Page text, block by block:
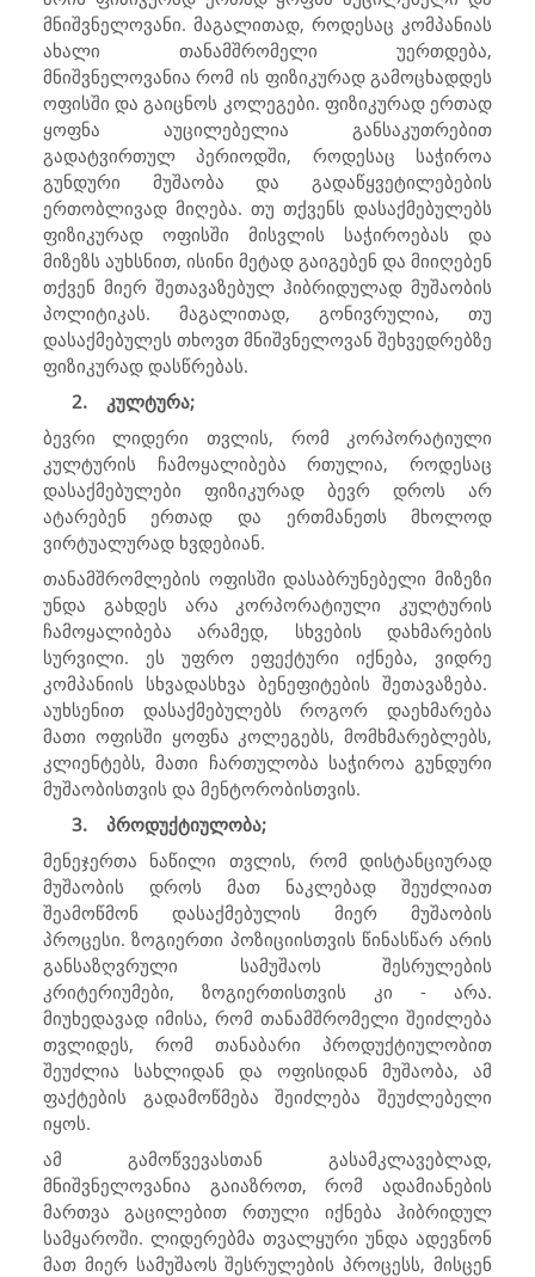
მნიშვნელოვანი. მაგალითად, როდესაც კომპანიას
ახალი თანამშრომელი უერთდება,
მნიშვნელოვანია რომ ის ფიზიკურად გამოცხადდეს
ოფისში და გაიცნოს კოლეგები. ფიზიკურად ერთად
ყოფნა აუცილებელია განსაკუთრებით
გადატვირთულ პერიოდში, როდესაც საჭიროა
გუნდური მუშაობა და გადაწყვეტილებების
ერთობლივად მიღება. თუ თქვენს დასაქმებულებს
ფიზიკურად ოფისში მისვლის საჭიროებას და
მიზეზს აუხსნით, ისინი მეტად გაიგებენ და მიიღებენ
თქვენ მიერ შეთავაზებულ ჰიბრიდულად მუშაობის
პოლიტიკას. მაგალითად, გონივრულია, თუ
დასაქმებულეს თხოვთ მნიშვნელოვან შეხვედრებზე
ფიზიკურად დასწრებას.
2.
კულტურა;
ბევრი ლიდერი თვლის, რომ კორპორატიული
კულტურის ჩამოყალიბება რთულია, როდესაც
დასაქმებულები ფიზიკურად ბევრ დროს არ
ატარებენ ერთად და ერთმანეთს მხოლოდ
ვირტუალურად ხვდებიან.
თანამშრომლების ოფისში დასაბრუნებელი მიზეზი
უნდა გახდეს არა კორპორატიული კულტურის
ჩამოყალიბება არამედ, სხვების დახმარების
სურვილი. ეს უფრო ეფექტური იქნება, ვიდრე
კომპანიის სხვადასხვა ბენეფიტების შეთავაზება.
აუხსენით დასაქმებულებს როგორ დაეხმარება
მათი ოფისში ყოფნა კოლეგებს, მომხმარებლებს,
კლიენტებს, მათი ჩართულობა საჭიროა გუნდური
მუშაობისთვის და მენტორობისთვის.
3.
პროდუქტიულობა;
მენეჯერთა ნაწილი თვლის, რომ დისტანციურად
მუშაობის დროს მათ ნაკლებად შეუძლიათ
შეამოწმონ დასაქმებულის მიერ მუშაობის
პროცესი. ზოგიერთი პოზიციისთვის წინასწარ არის
განსაზღვრული სამუშაოს შესრულების
კრიტერიუმები, ზოგიერთისთვის კი - არა.
მიუხედავად იმისა, რომ თანამშრომელი შეიძლება
თვლიდეს, რომ თანაბარი პროდუქტიულობით
შეუძლია სახლიდან და ოფისიდან მუშაობა, ამ
ფაქტების გადამოწმება შეიძლება შეუძლებელი
იყოს.
ამ გამოწვევასთან გასამკლავებლად,
მნიშვნელოვანია გაიაზროთ, რომ ადამიანების
მართვა გაცილებით რთული იქნება ჰიბრიდულ
სამყაროში. ლიდერებმა თვალყური უნდა ადევნონ
მათ მიერ სამუშაოს შესრულების პროცესს, მისცენ